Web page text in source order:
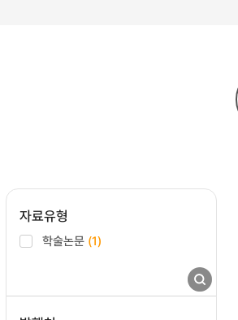
자료유형
학술논문 (1)